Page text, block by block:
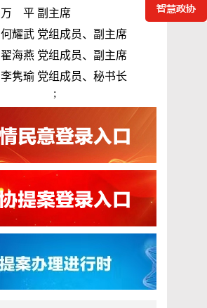
万 平 副主席
何耀武 党组成员、副主席
翟海燕 党组成员、副主席
李隽瑜 党组成员、秘书长
;